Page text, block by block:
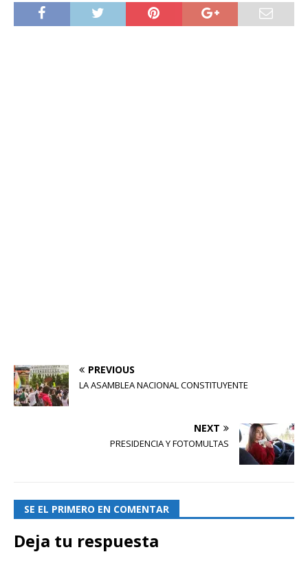
PREVIOUS
LA ASAMBLEA NACIONAL CONSTITUYENTE
NEXT
PRESIDENCIA Y FOTOMULTAS
SE EL PRIMERO EN COMENTAR
Deja tu respuesta